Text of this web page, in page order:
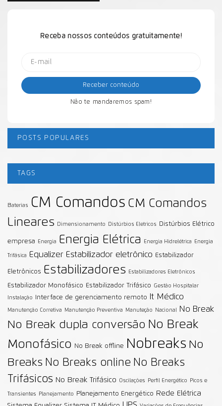
Receba nossos conteúdos gratuitamente!
Não te mandaremos spam!
POSTS POPULARES
TAGS
Baterias CM Comandos CM Comandos
Lineares
Dimensionamento Distúrbios Eletricos Distúrbios Elétrico
empresa Energia Energia Elétrica Energia Hidrelétrica Energia
Trifásica Equalizer Estabilizador eletrônico Estabilizador
Eletrônicos Estabilizadores Estabilizadores Eletrônicos
Estabilizador Monofásico Estabilizador Trifásico Gestão Hospitalar
Instalação Interface de gerenciamento remoto It Médico
Manutenção Corretiva Manutenção Preventiva Manuteção Nacional No Break
No Break dupla conversão No Break
Monofásico
No Break offline Nobreaks No
Breaks No Breaks online No Breaks
Trifásicos No Break Trifásico Oscilações Perfil Energético Picos e
Transientes Planejamento Planejamento Energético Rede Elétrica